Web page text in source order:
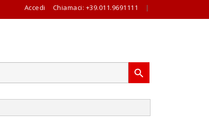
Accedi Chiamaci: +39.011.9691111 |
